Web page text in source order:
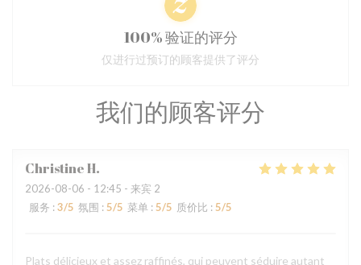
我们的顾客评分
ChristineH
2026-08-06 - 12:45 - 来宾 2
服务 : 3/5 氛围 : 5/5 菜单 : 5/5 质价比 : 5/5
Plats délicieux et assez raffinés, qui peuvent séduire autant
100% 验证的评分
仅进行过预订的顾客提供了评分